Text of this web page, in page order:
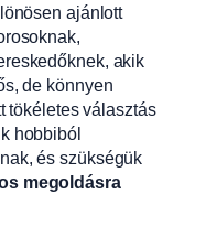
ajánlott
akik
de könnyen
tökéletes választás
hobbiból
és szükségük
megoldásra